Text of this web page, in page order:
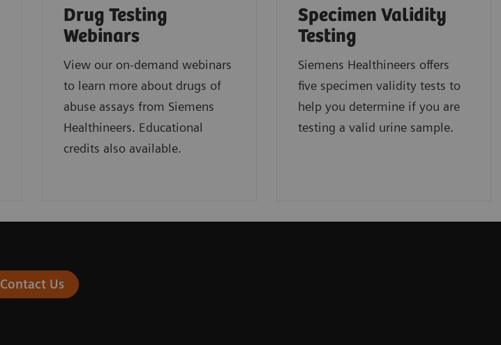
Drug Testing
Webinars​
View our on-demand webinars
to learn more about drugs of
abuse assays from Siemens
Healthineers. Educational
credits also available.
Specimen Validity
Testing
Siemens Healthineers offers
five specimen validity tests to
help you determine if you are
testing a valid urine sample.
Contact Us